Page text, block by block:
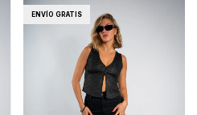
ENVÍO GRATIS